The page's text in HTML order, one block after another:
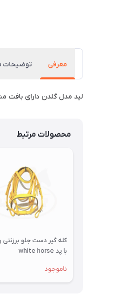
معرفی
لید مدل گلدن دارای بافت
محصولات مرتبط
كله گير دست جلو برزنتی
با پد white horse
ناموجود